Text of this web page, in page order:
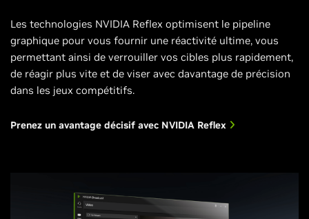
Les technologies NVIDIA Reflex optimisent le pipeline
graphique pour vous fournir une réactivité ultime, vous
permettant ainsi de verrouiller vos cibles plus rapidement,
de réagir plus vite et de viser avec davantage de précision
dans les jeux compétitifs.
Prenez un avantage décisif avec NVIDIA Reflex